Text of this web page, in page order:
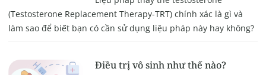
(Testosterone Replacement Therapy-TRT) chính xác là gì và
làm sao để biết bạn có cần sử dụng liệu pháp này hay không?
Điều trị vô sinh như thế nào?